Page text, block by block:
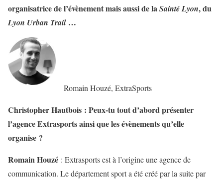
organisatrice de l’évènement mais aussi de laSainté Lyon, du
Lyon Urban Trail …
Romain Houzé, ExtraSports
Christopher Hautbois : Peux-tu tout d’abord présenter
l’agence Extrasports ainsi que les évènements qu’elle
organise ?
Romain Houzé : Extrasports est à l’origine une agence de
communication. Le département sport a été créé par la suite par